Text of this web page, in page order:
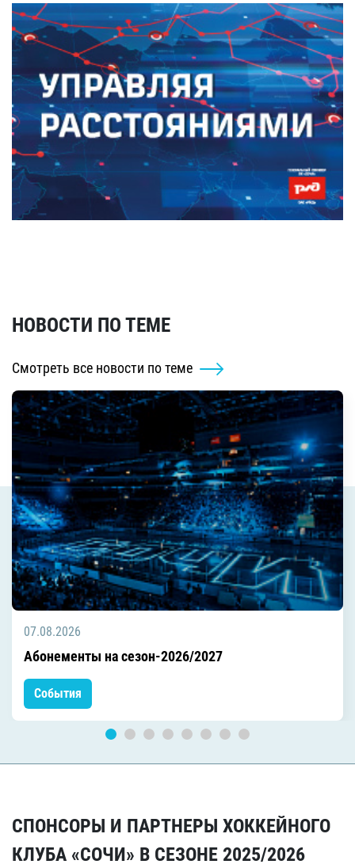
НОВОСТИ ПО ТЕМЕ
Смотреть все новости по теме
07.08.2026
Абонементы на сезон-2026/2027
События
СПОНСОРЫ И ПАРТНЕРЫ ХОККЕЙНОГО
КЛУБА «СОЧИ» В СЕЗОНЕ 2025/2026